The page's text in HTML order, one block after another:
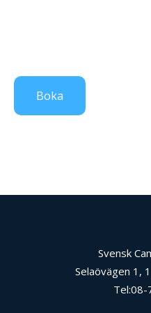
Boka
Svensk
Selaövägen 1,
Tel:08-